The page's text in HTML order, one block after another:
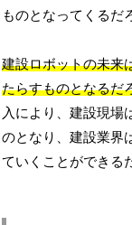
ものとなってくるだ
建設ロボットの未来
たらすものとなるだ
入により、建設現場
のとなり、建設業界
ていくことができる